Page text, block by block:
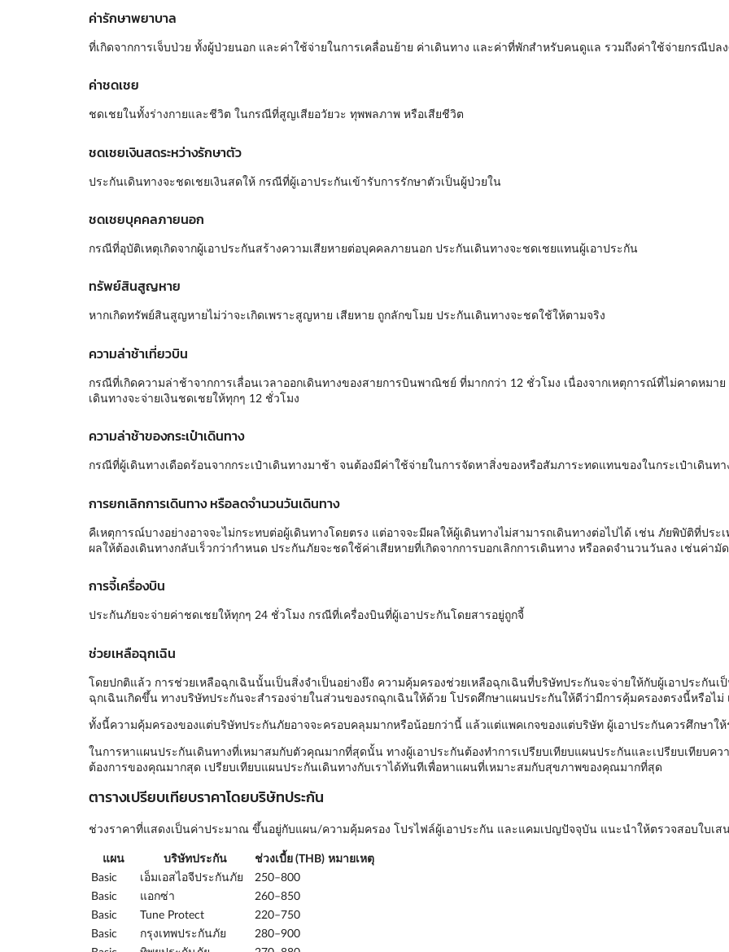
ค่ารักษาพยาบาล
ที่เกิดจากการเจ็บป่วย ทั้งผู้ป่วยนอก และค่าใช้จ่ายในการเคลื่อนย้าย ค่าเดินทาง และค่าที่พักสำหรับคนดูแล รวมถึงค่าใช้จ่ายกรณีปล
ค่าชดเชย
ชดเชยในทั้งร่างกายและชีวิต ในกรณีที่สูญเสียอวัยวะ ทุพพลภาพ หรือเสียชีวิต
ชดเชยเงินสดระหว่างรักษาตัว
ประกันเดินทางจะชดเชยเงินสดให้ กรณีที่ผู้เอาประกันเข้ารับการรักษาตัวเป็นผู้ป่วยใน
ชดเชยบุคคลภายนอก
กรณีที่อุบัติเหตุเกิดจากผู้เอาประกันสร้างความเสียหายต่อบุคคลภายนอก ประกันเดินทางจะชดเชยแทนผู้เอาประกัน
ทรัพย์สินสูญหาย
หากเกิดทรัพย์สินสูญหายไม่ว่าจะเกิดเพราะสูญหาย เสียหาย ถูกลักขโมย ประกันเดินทางจะชดใช้ให้ตามจริง
ความล่าช้าเที่ยวบิน
กรณีที่เกิดความล่าช้าจากการเลื่อนเวลาออกเดินทางของสายการบินพาณิชย์ ที่มากกว่า 12 ชั่วโมง เนื่องจากเหตุการณ์ที่ไม่คาดหม
เดินทางจะจ่ายเงินชดเชยให้ทุกๆ 12 ชั่วโมง
ความล่าช้าของกระเป๋าเดินทาง
กรณีที่ผู้เดินทางเดือดร้อนจากกระเป๋าเดินทางมาช้า จนต้องมีค่าใช้จ่ายในการจัดหาสิ่งของหรือสัมภาระทดแทนของในกระเป๋าเดินท
การยกเลิกการเดินทาง หรือลดจำนวนวันเดินทาง
คืเหตุการณ์บางอย่างอาจจะไม่กระทบต่อผู้เดินทางโดยตรง แต่อาจจะมีผลให้ผู้เดินทางไม่สามารถเดินทางต่อไปได้ เช่น ภัยพิบัติที่ประ
ผลให้ต้องเดินทางกลับเร็วกว่ากำหนด ประกันภัยจะชดใช้ค่าเสียหายที่เกิดจากการบอกเลิกการเดินทาง หรือลดจำนวนวันลง เช่นค่า
การจี้เครื่องบิน
ประกันภัยจะจ่ายค่าชดเชยให้ทุกๆ 24 ชั่วโมง กรณีที่เครื่องบินที่ผู้เอาประกันโดยสารอยู่ถูกจี้
ช่วยเหลือฉุกเฉิน
โดยปกติแล้ว การช่วยเหลือฉุกเฉินนั้นเป็นสิ่งจำเป็นอย่างยึง ความคุ้มครองช่วยเหลือฉุกเฉินที่บริษัทประกันจะจ่ายให้กับผู้เอาประกันเป็
ฉุกเฉินเกิดขึ้น ทางบริษัทประกันจะสำรองจ่ายในส่วนของรถฉุกเฉินให้ด้วย โปรดศึกษาแผนประกันให้ดีว่ามีการคุ้มครองตรงนี้หรือไ
ทั้งนี้ความคุ้มครองของแต่บริษัทประกันภัยอาจจะครอบคลุมมากหรือน้อยกว่านี้ แล้วแต่แพคเกจของแต่บริษัท ผู้เอาประกันควรศึกษาใ
ในการหาแผนประกันเดินทางที่เหมาสมกับตัวคุณมากที่สุดนั้น ทางผู้เอาประกันต้องทำการเปรียบเทียบแผนประกันและเปรียบเทียบค
ต้องการของคุณมากสุด เปรียบเทียบแผนประกันเดินทางกับเราได้ทันทีเพื่อหาแผนที่เหมาะสมกับสุขภาพของคุณมากที่สุด
ตารางเปรียบเทียบราคาโดยบริษัทประกัน
ช่วงราคาที่แสดงเป็นค่าประมาณ ขึ้นอยู่กับแผน/ความคุ้มครอง โปรไฟล์ผู้เอาประกัน และแคมเปญปัจจุบัน แนะนำให้ตรวจสอบใบเส
แผน บริษัทประกัน ช่วงเบี้ย (THB) หมายเหตุ
Basic
เอ็มเอสไอจีประกันภัย
250–800
Basic
แอกซ่า
260–850
Basic
Tune Protect
220–750
Basic
กรุงเทพประกันภัย
280–900